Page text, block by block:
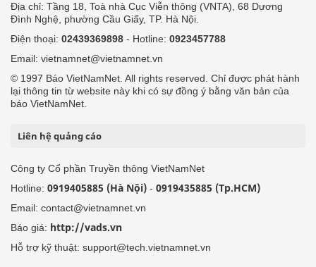
Địa chỉ: Tầng 18, Toà nhà Cục Viễn thông (VNTA), 68 Dương
Đình Nghệ, phường Cầu Giấy, TP. Hà Nội.
Điện thoại: 02439369898 - Hotline: 0923457788
Email: vietnamnet@vietnamnet.vn
© 1997 Báo VietNamNet. All rights reserved. Chỉ được phát hành
lại thông tin từ website này khi có sự đồng ý bằng văn bản của
báo VietNamNet.
Liên hệ quảng cáo
Công ty Cổ phần Truyền thông VietNamNet
Hotline: 0919405885 (Hà Nội) - 0919435885 (Tp.HCM)
Email: contact@vietnamnet.vn
Báo giá: http://vads.vn
Hỗ trợ kỹ thuật: support@tech.vietnamnet.vn